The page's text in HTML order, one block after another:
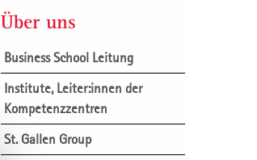
Über uns
Business School Leitung
Institute, Leiter:innen der
Kompetenzzentren
St. Gallen Group